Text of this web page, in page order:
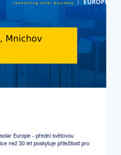
Europe - přední světovou
než 30 let poskytuje příležitost pro